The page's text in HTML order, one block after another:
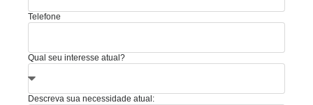
Telefone
Qual seu interesse atual?
Descreva sua necessidade atual: